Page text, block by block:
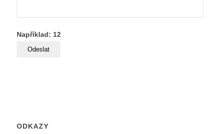
Například: 12
ODKAZY